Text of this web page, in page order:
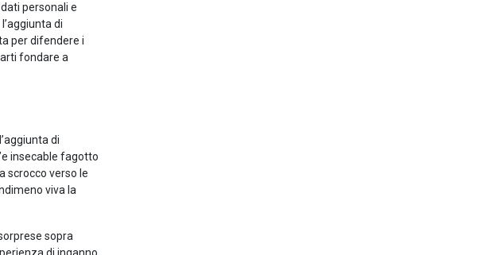
personali e
di
per difendere i
fondare a
di
insecable fagotto
scrocco verso le
viva la
sopra